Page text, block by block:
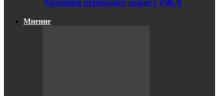
Армения переходит дорогу РЖД
Мнение